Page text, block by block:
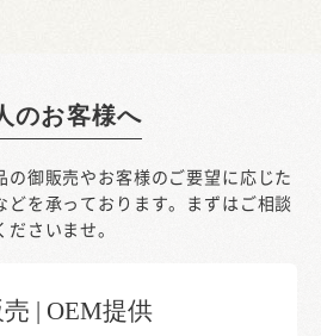
のお客様へ
の御販売やお客様のご要望に応じた
を承っております。 まずはご相談
ださいませ。
| OEM提供